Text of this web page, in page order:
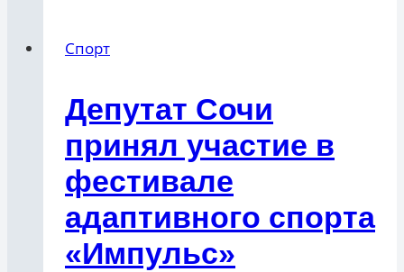
Спорт
Депутат Сочи
принял участие в
фестивале
адаптивного спорта
«Импульс»